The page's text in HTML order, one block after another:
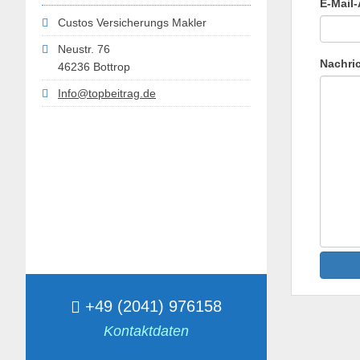
Custos Versicherungs Makler
Neustr. 76
46236 Bottrop
Info@topbeitrag.de
+49 (2041) 976158
Kontaktdaten
E-